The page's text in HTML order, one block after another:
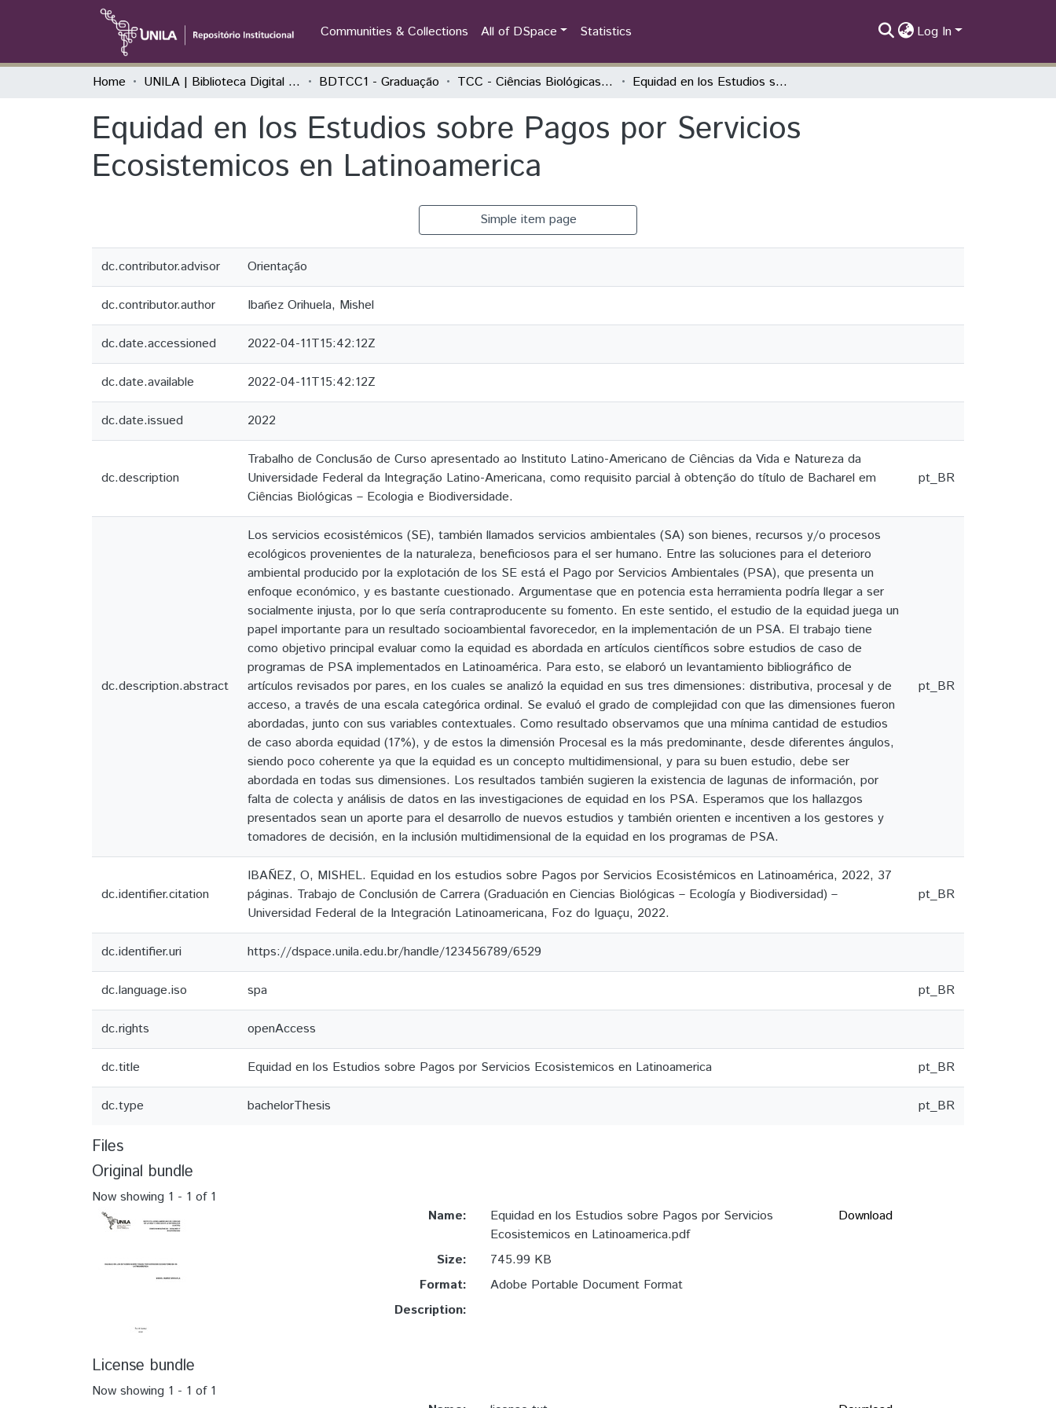
Communities & Collections All of DSpace Statistics Log In
Home UNILA | Biblioteca Digital de Trabalhos de Conclusão de Curso BDTCC1 - Graduação TCC - Ciências Biológicas - Ecologia e Biodiversidade Equidad en los Estudios sobre Pagos por Servicios Ecosistemicos en Latinoamerica
Equidad en los Estudios sobre Pagos por Servicios
Ecosistemicos en Latinoamerica
Simple item page
dc.contributor.advisor Orientação
dc.contributor.author Ibañez Orihuela, Mishel
dc.date.accessioned 2022-04-11T15:42:12Z
dc.date.available 2022-04-11T15:42:12Z
dc.date.issued 2022
dc.description
Trabalho de Conclusão de Curso apresentado ao Instituto Latino-Americano de Ciências da Vida e Natureza da
Universidade Federal da Integração Latino-Americana, como requisito parcial à obtenção do título de Bacharel em
Ciências Biológicas – Ecologia e Biodiversidade.
pt_BR
dc.description.abstract
Los servicios ecosistémicos (SE), también llamados servicios ambientales (SA) son bienes, recursos y/o procesos
ecológicos provenientes de la naturaleza, beneficiosos para el ser humano. Entre las soluciones para el deterioro
ambiental producido por la explotación de los SE está el Pago por Servicios Ambientales (PSA), que presenta un
enfoque económico, y es bastante cuestionado. Argumentase que en potencia esta herramienta podría llegar a ser
socialmente injusta, por lo que sería contraproducente su fomento. En este sentido, el estudio de la equidad juega un
papel importante para un resultado socioambiental favorecedor, en la implementación de un PSA. El trabajo tiene
como objetivo principal evaluar como la equidad es abordada en artículos científicos sobre estudios de caso de
programas de PSA implementados en Latinoamérica. Para esto, se elaboró un levantamiento bibliográfico de
artículos revisados por pares, en los cuales se analizó la equidad en sus tres dimensiones: distributiva, procesal y de
acceso, a través de una escala categórica ordinal. Se evaluó el grado de complejidad con que las dimensiones fueron
abordadas, junto con sus variables contextuales. Como resultado observamos que una mínima cantidad de estudios
de caso aborda equidad (17%), y de estos la dimensión Procesal es la más predominante, desde diferentes ángulos,
siendo poco coherente ya que la equidad es un concepto multidimensional, y para su buen estudio, debe ser
abordada en todas sus dimensiones. Los resultados también sugieren la existencia de lagunas de información, por
falta de colecta y análisis de datos en las investigaciones de equidad en los PSA. Esperamos que los hallazgos
presentados sean un aporte para el desarrollo de nuevos estudios y también orienten e incentiven a los gestores y
tomadores de decisión, en la inclusión multidimensional de la equidad en los programas de PSA.
pt_BR
dc.identifier.citation
IBAÑEZ, O, MISHEL. Equidad en los estudios sobre Pagos por Servicios Ecosistémicos en Latinoamérica, 2022, 37
páginas. Trabajo de Conclusión de Carrera (Graduación en Ciencias Biológicas – Ecología y Biodiversidad) –
Universidad Federal de la Integración Latinoamericana, Foz do Iguaçu, 2022.
pt_BR
dc.identifier.uri https://dspace.unila.edu.br/handle/123456789/6529
dc.language.iso spa pt_BR
dc.rights openAccess
dc.title Equidad en los Estudios sobre Pagos por Servicios Ecosistemicos en Latinoamerica pt_BR
dc.type bachelorThesis pt_BR
Files
Original bundle
Now showing 1 - 1 of 1
Name:
Equidad en los Estudios sobre Pagos por Servicios
Ecosistemicos en Latinoamerica.pdf
Size:
745.99 KB
Format:
Adobe Portable Document Format
Description:
Download
License bundle
Now showing 1 - 1 of 1